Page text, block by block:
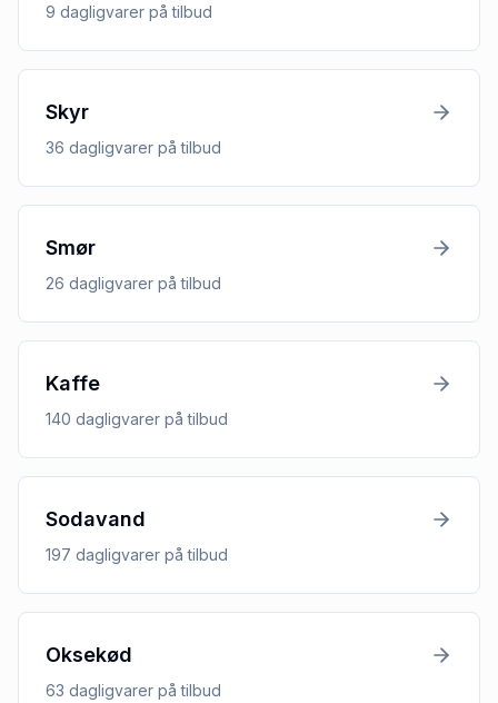
9 dagligvarer på tilbud
Skyr
36 dagligvarer på tilbud
Smør
26 dagligvarer på tilbud
Kaffe
140 dagligvarer på tilbud
Sodavand
197 dagligvarer på tilbud
Oksekød
63 dagligvarer på tilbud